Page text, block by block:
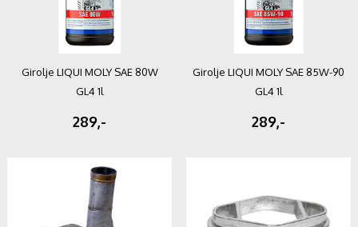
Girolje LIQUI MOLY SAE 80W
GL4 1l
289,-
Girolje LIQUI MOLY SAE 85W-90
GL4 1l
289,-